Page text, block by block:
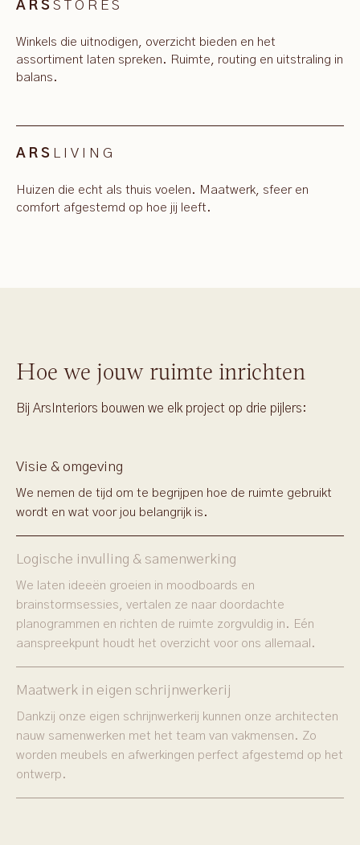
ARS STORES
Winkels die uitnodigen, overzicht bieden en het
assortiment laten spreken. Ruimte, routing en uitstraling in
balans.
ARS LIVING
Huizen die echt als thuis voelen. Maatwerk, sfeer en
comfort afgestemd op hoe jij leeft.
Hoe we jouw ruimte inrichten
Bij ArsInteriors bouwen we elk project op drie pijlers:
Visie & omgeving
We nemen de tijd om te begrijpen hoe de ruimte gebruikt
wordt en wat voor jou belangrijk is.
Logische invulling & samenwerking
We laten ideeën groeien in moodboards en
brainstormsessies, vertalen ze naar doordachte
planogrammen en richten de ruimte zorgvuldig in. Eén
aanspreekpunt houdt het overzicht voor ons allemaal.
Maatwerk in eigen schrijnwerkerij
Dankzij onze eigen schrijnwerkerij kunnen onze architecten
nauw samenwerken met het team van vakmensen. Zo
worden meubels en afwerkingen perfect afgestemd op het
ontwerp.